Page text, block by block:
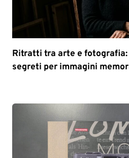
Ritratti tra arte e
segreti per immagini